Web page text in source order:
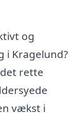
og
i Kragelund?
rette
vækst i